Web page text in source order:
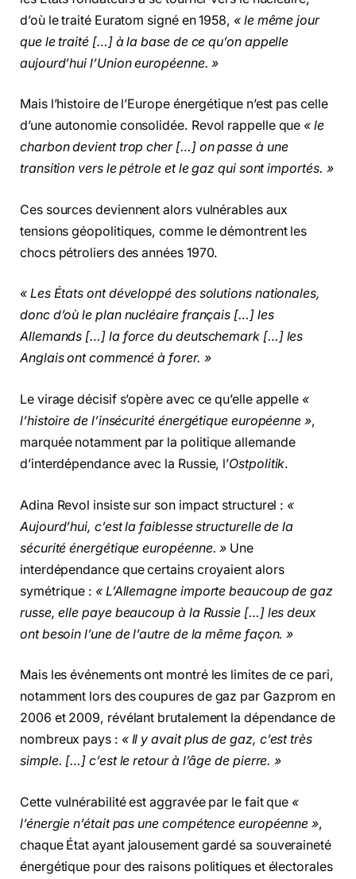
d’où le traité Euratom signé en 1958, « le même jour
que le traité […] à la base de ce qu’on appelle
aujourd’hui l’Union européenne. »
Mais l’histoire de l’Europe énergétique n’est pas celle
d’une autonomie consolidée. Revol rappelle que « le
charbon devient trop cher […] on passe à une
transition vers le pétrole et le gaz qui sont importés. »
Ces sources deviennent alors vulnérables aux
tensions géopolitiques, comme le démontrent les
chocs pétroliers des années 1970.
« Les États ont développé des solutions nationales,
donc d’où le plan nucléaire français […] les
Allemands […] la force du deutschemark […] les
Anglais ont commencé à forer. »
Le virage décisif s’opère avec ce qu’elle appelle «
l’histoire de l’insécurité énergétique européenne »,
marquée notamment par la politique allemande
d’interdépendance avec la Russie, l’Ostpolitik.
Adina Revol insiste sur son impact structurel : «
Aujourd’hui, c’est la faiblesse structurelle de la
sécurité énergétique européenne. » Une
interdépendance que certains croyaient alors
symétrique : « L’Allemagne importe beaucoup de gaz
russe, elle paye beaucoup à la Russie […] les deux
ont besoin l’une de l’autre de la même façon. »
Mais les événements ont montré les limites de ce pari,
notamment lors des coupures de gaz par Gazprom en
2006 et 2009, révélant brutalement la dépendance de
nombreux pays : « Il y avait plus de gaz, c’est très
simple. […] c’est le retour à l’âge de pierre. »
Cette vulnérabilité est aggravée par le fait que «
l’énergie n’était pas une compétence européenne »,
chaque État ayant jalousement gardé sa souveraineté
énergétique pour des raisons politiques et électorales